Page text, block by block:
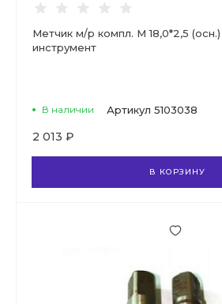
Метчик м/р компл. М 18,0*2,5
инструмент
В наличии Артикул 5103038
2 013 ₽
В КОРЗИНУ